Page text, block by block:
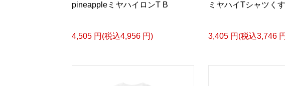
pineappleミヤハイロンT B
4,505 円(税込4,956 円)
ミヤハイTシャツく
3,405 円(税込3,746